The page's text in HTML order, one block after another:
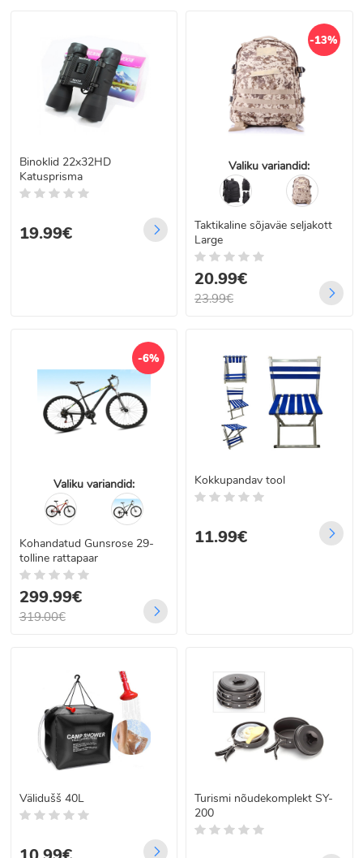
Binoklid 22x32HD
Katusprisma
19.99€
-13%
Valiku variandid:
Taktikaline sõjaväe seljakott
Large
20.99€
23.99€
-6%
Valiku variandid:
Kohandatud Gunsrose 29-
tolline rattapaar
299.99€
319.00€
Kokkupandav tool
11.99€
Välidušš 40L
Turismi nõudekomplekt SY-
200